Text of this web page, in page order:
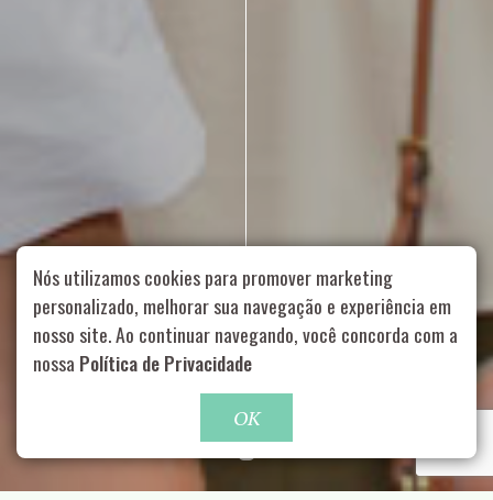
Rua Aurélia, 1714 – Vila Romana, São Paulo – SP
99178-5848
| contato@nucleofood.com
Role para continar
Nós utilizamos cookies para promover marketing
personalizado, melhorar sua navegação e experiência em
nosso site. Ao continuar navegando, você concorda com a
nossa Política de Privacidade
OK